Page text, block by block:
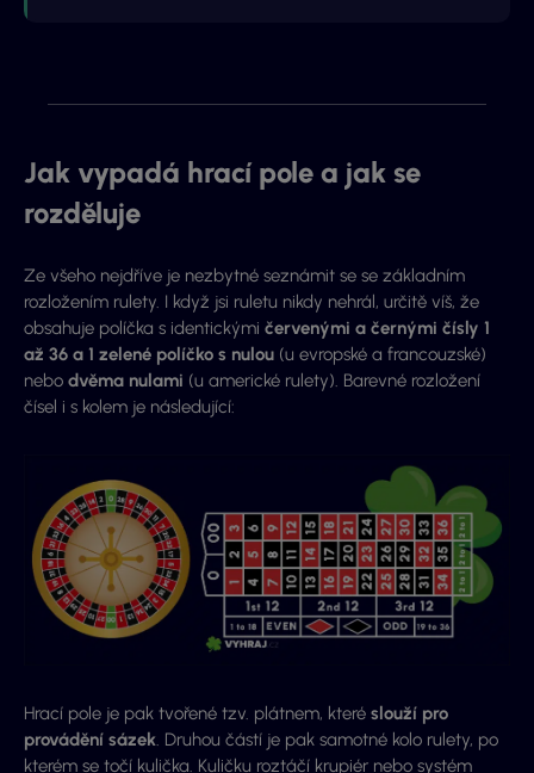
Jak vypadá hrací pole a jak se
rozděluje
Ze všeho nejdříve je nezbytné seznámit se se základním
rozložením rulety. I když jsi ruletu nikdy nehrál, určitě víš, že
obsahuje políčka s identickými červenými a černými čísly 1
až 36 a 1 zelené políčko s nulou (u evropské a francouzské)
nebo dvěma nulami (u americké rulety). Barevné rozložení
čísel i s kolem je následující:
Hrací pole je pak tvořené tzv. plátnem, které slouží pro
provádění sázek. Druhou částí je pak samotné kolo rulety, po
kterém se točí kulička. Kuličku roztáčí krupiér nebo systém